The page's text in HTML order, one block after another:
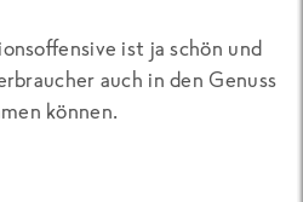
ist ja schön und
auch in den Genuss
können.